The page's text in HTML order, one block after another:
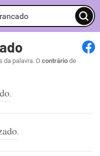
da palavra. O contrário de
.
.